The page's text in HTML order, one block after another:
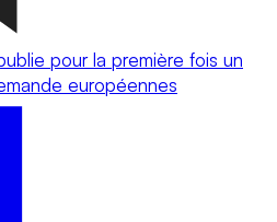
pour la première fois un
européennes